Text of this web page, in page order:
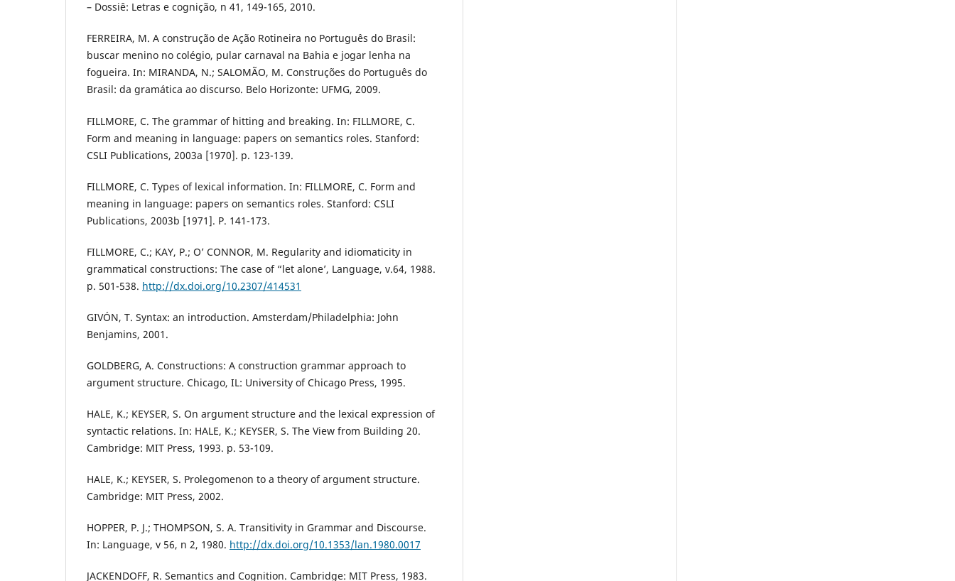
– Dossiê: Letras e cognição, n 41, 149-165, 2010.
FERREIRA, M. A construção de Ação Rotineira no Português do Brasil:
buscar menino no colégio, pular carnaval na Bahia e jogar lenha na
fogueira. In: MIRANDA, N.; SALOMÃO, M. Construções do Português do
Brasil: da gramática ao discurso. Belo Horizonte: UFMG, 2009.
FILLMORE, C. The grammar of hitting and breaking. In: FILLMORE, C.
Form and meaning in language: papers on semantics roles. Stanford:
CSLI Publications, 2003a [1970]. p. 123-139.
FILLMORE, C. Types of lexical information. In: FILLMORE, C. Form and
meaning in language: papers on semantics roles. Stanford: CSLI
Publications, 2003b [1971]. P. 141-173.
FILLMORE, C.; KAY, P.; O’ CONNOR, M. Regularity and idiomaticity in
grammatical constructions: The case of “let alone’, Language, v.64, 1988.
p. 501-538. http://dx.doi.org/10.2307/414531
GIVÓN, T. Syntax: an introduction. Amsterdam/Philadelphia: John
Benjamins, 2001.
GOLDBERG, A. Constructions: A construction grammar approach to
argument structure. Chicago, IL: University of Chicago Press, 1995.
HALE, K.; KEYSER, S. On argument structure and the lexical expression of
syntactic relations. In: HALE, K.; KEYSER, S. The View from Building 20.
Cambridge: MIT Press, 1993. p. 53-109.
HALE, K.; KEYSER, S. Prolegomenon to a theory of argument structure.
Cambridge: MIT Press, 2002.
HOPPER, P. J.; THOMPSON, S. A. Transitivity in Grammar and Discourse.
In: Language, v 56, n 2, 1980. http://dx.doi.org/10.1353/lan.1980.0017
JACKENDOFF, R. Semantics and Cognition. Cambridge: MIT Press, 1983.